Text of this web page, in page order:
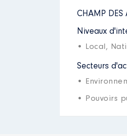
CHAMP DES
Niveaux
• Local,
Secteurs
•
• Pouvoirs